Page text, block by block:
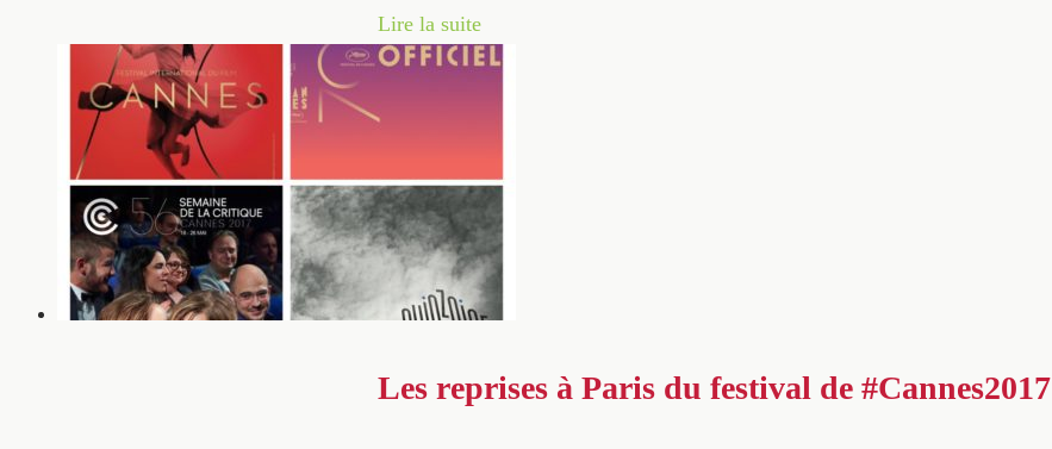
Lire la suite
Les reprises à Paris du festival de #Cannes2017